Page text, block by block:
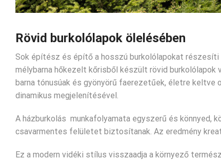
Rövid burkolólapok ölelésében
Sok építész és építő a hosszú burkolólapokat részesíti
mélybarna hőkezelt kőrisből készült rövid
barna tónusúak és gyönyörű faerezetűek, életre
dinamikus megjelenítésével.
A házburkolás munkafolyamata egyszerű és könnyed,
csavarmentes felületet biztosítanak. Az eredmény
Ez a modern vidéki stílus visszaadja a környező